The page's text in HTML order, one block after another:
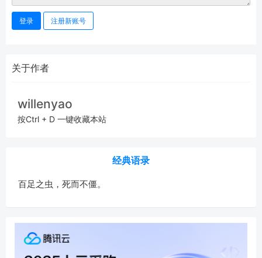
登录 注册新账号
关于作者
willenyao
按Ctrl + D 一键收藏本站
经典语录
百足之虫，死而不僵。